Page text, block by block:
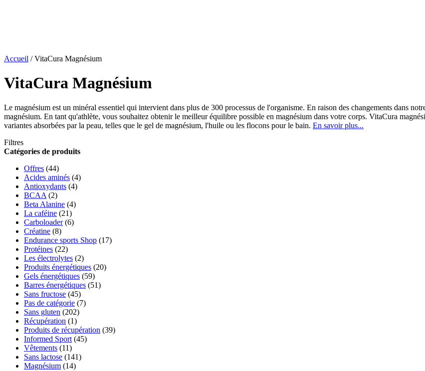
Accueil / VitaCura Magnésium
VitaCura Magnésium
Le magnésium est un minéral essentiel qui intervient dans plus de 300 processus de l'organisme. En raison des changements dans
magnésium. En tant qu'athlète, vous souhaitez obtenir le meilleur équilibre possible en magnésium dans votre corps. VitaCura
variantes absorbées par la peau, telles que le gel de magnésium, l'huile ou les flocons pour le bain. En savoir plus...
Filtres
Catégories de produits
Offres (44)
Acides aminés (4)
Antioxydants (4)
BCAA (2)
Beta Alanine (4)
La caféine (21)
Carboloader (6)
Créatine (8)
Endurance sports Shop (17)
Protéines (22)
Les électrolytes (2)
Produits énergétiques (20)
Gels énergétiques (59)
Barres énergétiques (51)
Sans fructose (45)
Pas de catégorie (7)
Sans gluten (202)
Récupération (1)
Produits de récupération (39)
Informed Sport (45)
Vêtements (11)
Sans lactose (141)
Magnésium (14)